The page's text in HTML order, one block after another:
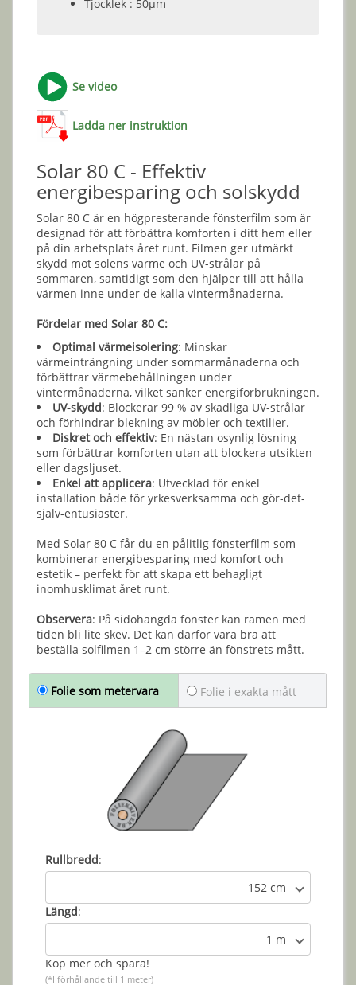
Tjocklek : 50µm
Se video
Ladda ner instruktion
Solar 80 C - Effektiv
energibesparing och solskydd
Solar 80 C är en högpresterande fönsterfilm som är
designad för att förbättra komforten i ditt hem eller
på din arbetsplats året runt. Filmen ger utmärkt
skydd mot solens värme och UV-strålar på
sommaren, samtidigt som den hjälper till att hålla
värmen inne under de kalla vintermånaderna.
Fördelar med Solar 80 C:
Optimal värmeisolering: Minskar
värmeinträngning under sommarmånaderna och
förbättrar värmebehållningen under
vintermånaderna, vilket sänker energiförbrukningen.
UV-skydd: Blockerar 99 % av skadliga UV-strålar
och förhindrar blekning av möbler och textilier.
Diskret och effektiv: En nästan osynlig lösning
som förbättrar komforten utan att blockera utsikten
eller dagsljuset.
Enkel att applicera: Utvecklad för enkel
installation både för yrkesverksamma och gör-det-
själv-entusiaster.
Med Solar 80 C får du en pålitlig fönsterfilm som
kombinerar energibesparing med komfort och
estetik – perfekt för att skapa ett behagligt
inomhusklimat året runt.
Observera: På sidohängda fönster kan ramen med
tiden bli lite skev. Det kan därför vara bra att
beställa solfilmen 1–2 cm större än fönstrets mått.
Folie som metervara Folie i exakta mått
Rullbredd:
152 cm
Längd:
1 m
Köp mer och spara!
(*I förhållande till 1 meter)